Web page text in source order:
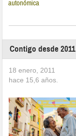
autonómica
Contigo desde 2011
18 enero, 2011
hace 15,6 años.